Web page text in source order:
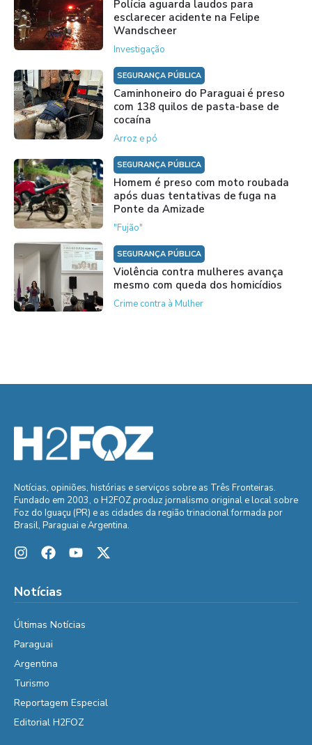
Polícia aguarda laudos para
esclarecer acidente na Felipe
Wandscheer
Investigação
SEGURANÇA PÚBLICA
Caminhoneiro do Paraguai é preso
com 138 quilos de pasta-base de
cocaína
Arroz e pó
SEGURANÇA PÚBLICA
Homem é preso com moto roubada
após duas tentativas de fuga na
Ponte da Amizade
"Fujão"
SEGURANÇA PÚBLICA
Violência contra mulheres avança
mesmo com queda dos homicídios
Crime contra à Mulher
Notícias, opiniões, histórias e serviços sobre as Três Fronteiras.
Fundado em 2003, o H2FOZ produz jornalismo original e local sobre
Foz do Iguaçu (PR) e as cidades da região trinacional formada por
Brasil, Paraguai e Argentina.
Notícias
Últimas Notícias
Paraguai
Argentina
Turismo
Reportagem Especial
Editorial H2FOZ